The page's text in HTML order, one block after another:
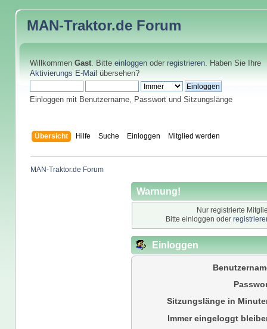
MAN-Traktor.de Forum
Willkommen Gast. Bitte einloggenoder registrieren. Haben Sie Ihre
Aktivierungs E-Mail übersehen?
Einloggen mit Benutzername, Passwort und Sitzungslänge
Übersicht Hilfe Suche Einloggen Mitglied werden
MAN-Traktor.de Forum
Warnung!
Nur registrierte
Bitte einloggen oder
Einloggen
Sitzungslänge in
Immer eingeloggt